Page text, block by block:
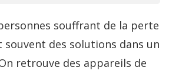
souffrant de la perte
des solutions dans un
retrouve des appareils de